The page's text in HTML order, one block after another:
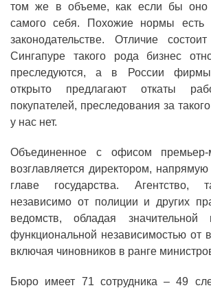
том же в объеме, как если бы оно
самого себя. Похожие нормы есть
законодательстве. Отличие
Сингапуре такого рода бизнес
преследуются, а в России
открыто предлагают откаты
покупателей, преследования за
у нас нет.
Объединенное с офисом премьер-
возглавляется директором,
главе государства. Агентство,
независимо от полиции и других
ведомств, обладая значительной
функциональной независимостью от
включая чиновников в ранге
Бюро имеет 71 сотрудника – 49